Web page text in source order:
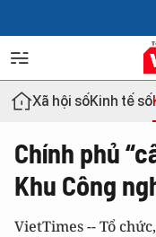
Xã hội sốKinh tế số
Chính phủ
Khu Công
VietTimes -- Tổ